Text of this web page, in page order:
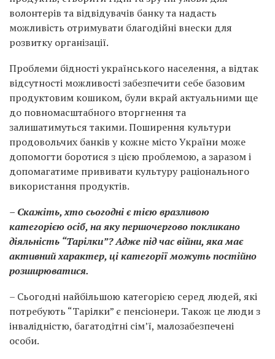
волонтерів та відвідувачів банку та надасть
можливість отримувати благодійні внески для
розвитку організації.
Проблеми бідності українського населення, а відтак
відсутності можливості забезпечити себе базовим
продуктовим кошиком, були вкрай актуальними ще
до повномасштабного вторгнення та
залишатимуться такими. Поширення культури
продовольчих банків у кожне місто України може
допомогти боротися з цією проблемою, а заразом і
допомагатиме прививати культуру раціонального
використання продуктів.
– Скажіть, хто сьогодні є тією вразливою
категорією осіб, на яку першочергово покликано
діяльність “Тарілки”? Адже під час війни, яка має
активний характер, ці категорії можуть постійно
розширюватися.
– Сьогодні найбільшою категорією серед людей, які
потребують “Тарілки” є пенсіонери. Також це люди з
інвалідністю, багатодітні сімʼї, малозабезпечені
особи.